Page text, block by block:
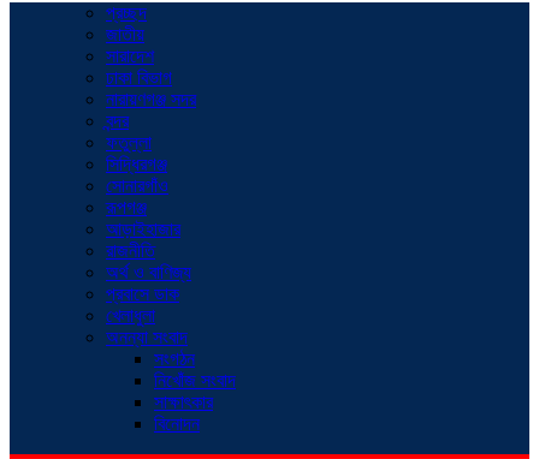
প্রচ্ছদ
জাতীয়
সারাদেশ
ঢাকা বিভাগ
নারায়ণগঞ্জ সদর
বন্দর
ফতুল্লা
সিদ্ধিরগঞ্জ
সোনারগাঁও
রূপগঞ্জ
আড়াইহাজার
রাজনীতি
অর্থ ও বাণিজ্য
প্রবাসে ডাক
খেলাধুলা
অনন্যা সংবাদ
সংগঠন
নিখোঁজ সংবাদ
সাক্ষাৎকার
বিনোদন